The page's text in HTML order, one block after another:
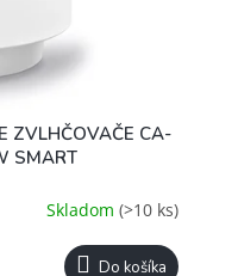
ZVLHČOVAČE CA-
SMART
Skladom (>10 ks)
Do košíka